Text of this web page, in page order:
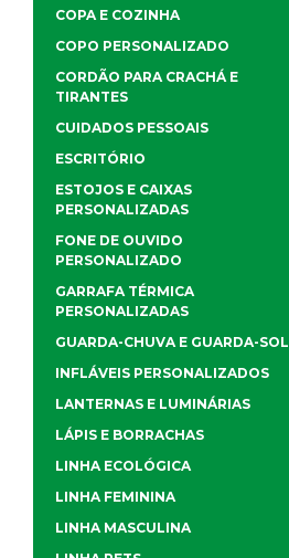
COPA E COZINHA
COPO PERSONALIZADO
CORDÃO PARA CRACHÁ E
TIRANTES
CUIDADOS PESSOAIS
ESCRITÓRIO
ESTOJOS E CAIXAS
PERSONALIZADAS
FONE DE OUVIDO
PERSONALIZADO
GARRAFA TÉRMICA
PERSONALIZADAS
GUARDA-CHUVA E GUARDA-SOL
INFLÁVEIS PERSONALIZADOS
LANTERNAS E LUMINÁRIAS
LÁPIS E BORRACHAS
LINHA ECOLÓGICA
LINHA FEMININA
LINHA MASCULINA